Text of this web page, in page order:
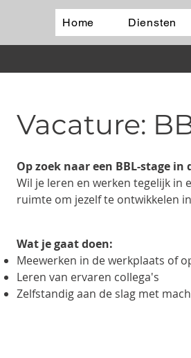
Home Diensten
Vacature:
Op zoek naar een BBL-stage in
Wil je leren en werken tegelijk in
ruimte om jezelf te ontwikkelen
Wat je gaat doen:
Meewerken in de werkplaats of
Leren van ervaren collega's
Zelfstandig aan de slag met